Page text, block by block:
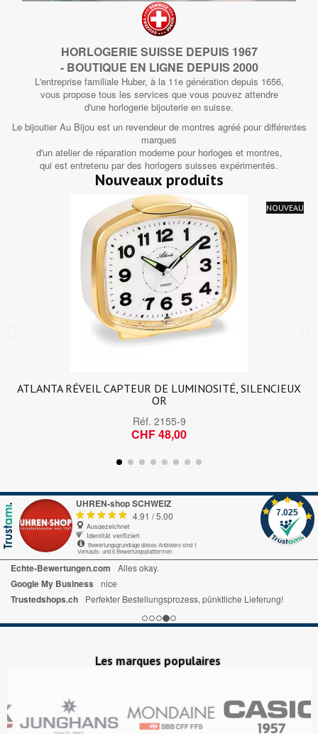
HORLOGERIE SUISSE DEPUIS 1967
- BOUTIQUE EN LIGNE DEPUIS 2000
L'entreprise familiale Huber, à la 11e génération depuis 1656,
vous propose tous les services que vous pouvez attendre
d'une horlogerie bijouterie en suisse.
Le bijoutier Au Bijou est un revendeur de montres agréé pour différentes
marques
d'un atelier de réparation moderne pour horloges et montres,
qui est entretenu par des horlogers suisses expérimentés.
Nouveaux produits
NOUVEAU
ATLANTA RÉVEIL CAPTEUR DE LUMINOSITÉ, SILENCIEUX
OR
Réf. 2155-9
CHF 48,00
UHREN-shop SCHWEIZ
4.91 /5.00
Ausgezeichnet
Identität verifiziert
Bewertungsgrundlage dieses Anbieters sind 1
Verkaufs- und 6 Bewertungsplattformen
7.025
Echte-Bewertungen.com Alles okay.
Google My Business nice
Trustedshops.ch Perfekter Bestellungsprozess, pünktliche Lieferung!
Les marques populaires